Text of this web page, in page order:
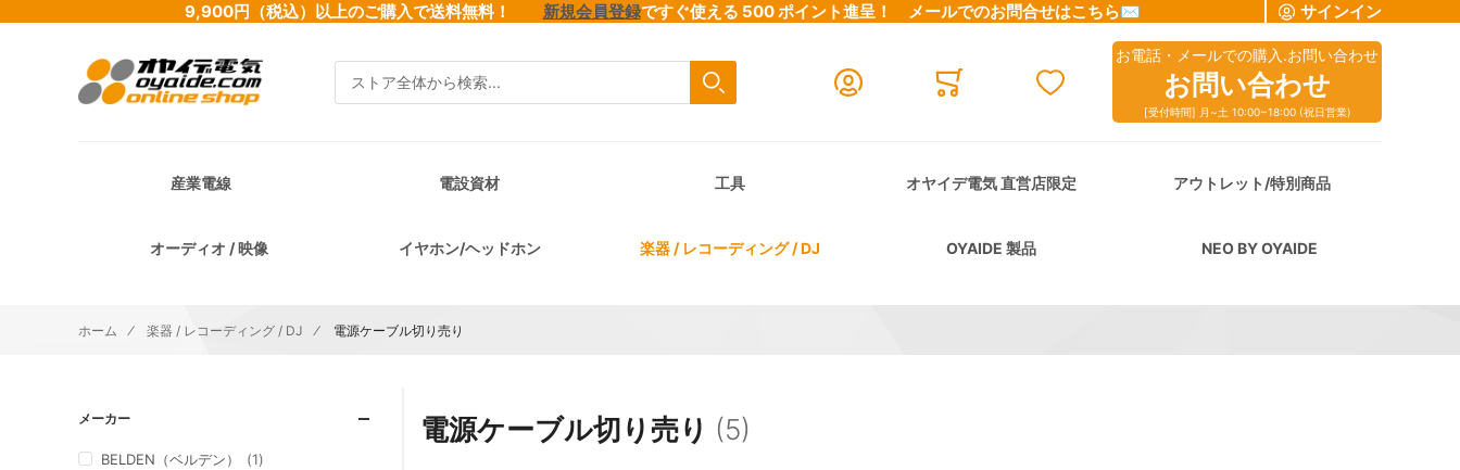
9,900円（税込）以上のご購入で送料無料！ 新規会員登録ですぐ使える 500 ポイント進呈！ メールでのお問合せはこちら✉ サインイン
検索
Close search
検索
お電話・メールでの購入.お問い合わせ
お問い合わせ
[受付時間] 月~土 10:00~18:00 (祝日営業)
産業電線 電設資材 工具 オヤイデ電気 直営店限定 アウトレット/特別商品
オーディオ / 映像 イヤホン/ヘッドホン 楽器 / レコーディング / DJ OYAIDE 製品 NEO BY OYAIDE
ホーム 楽器 / レコーディング / DJ 電源ケーブル切り売り
メーカー
BELDEN（ベルデン）
1
電源ケーブル切り売り (5)